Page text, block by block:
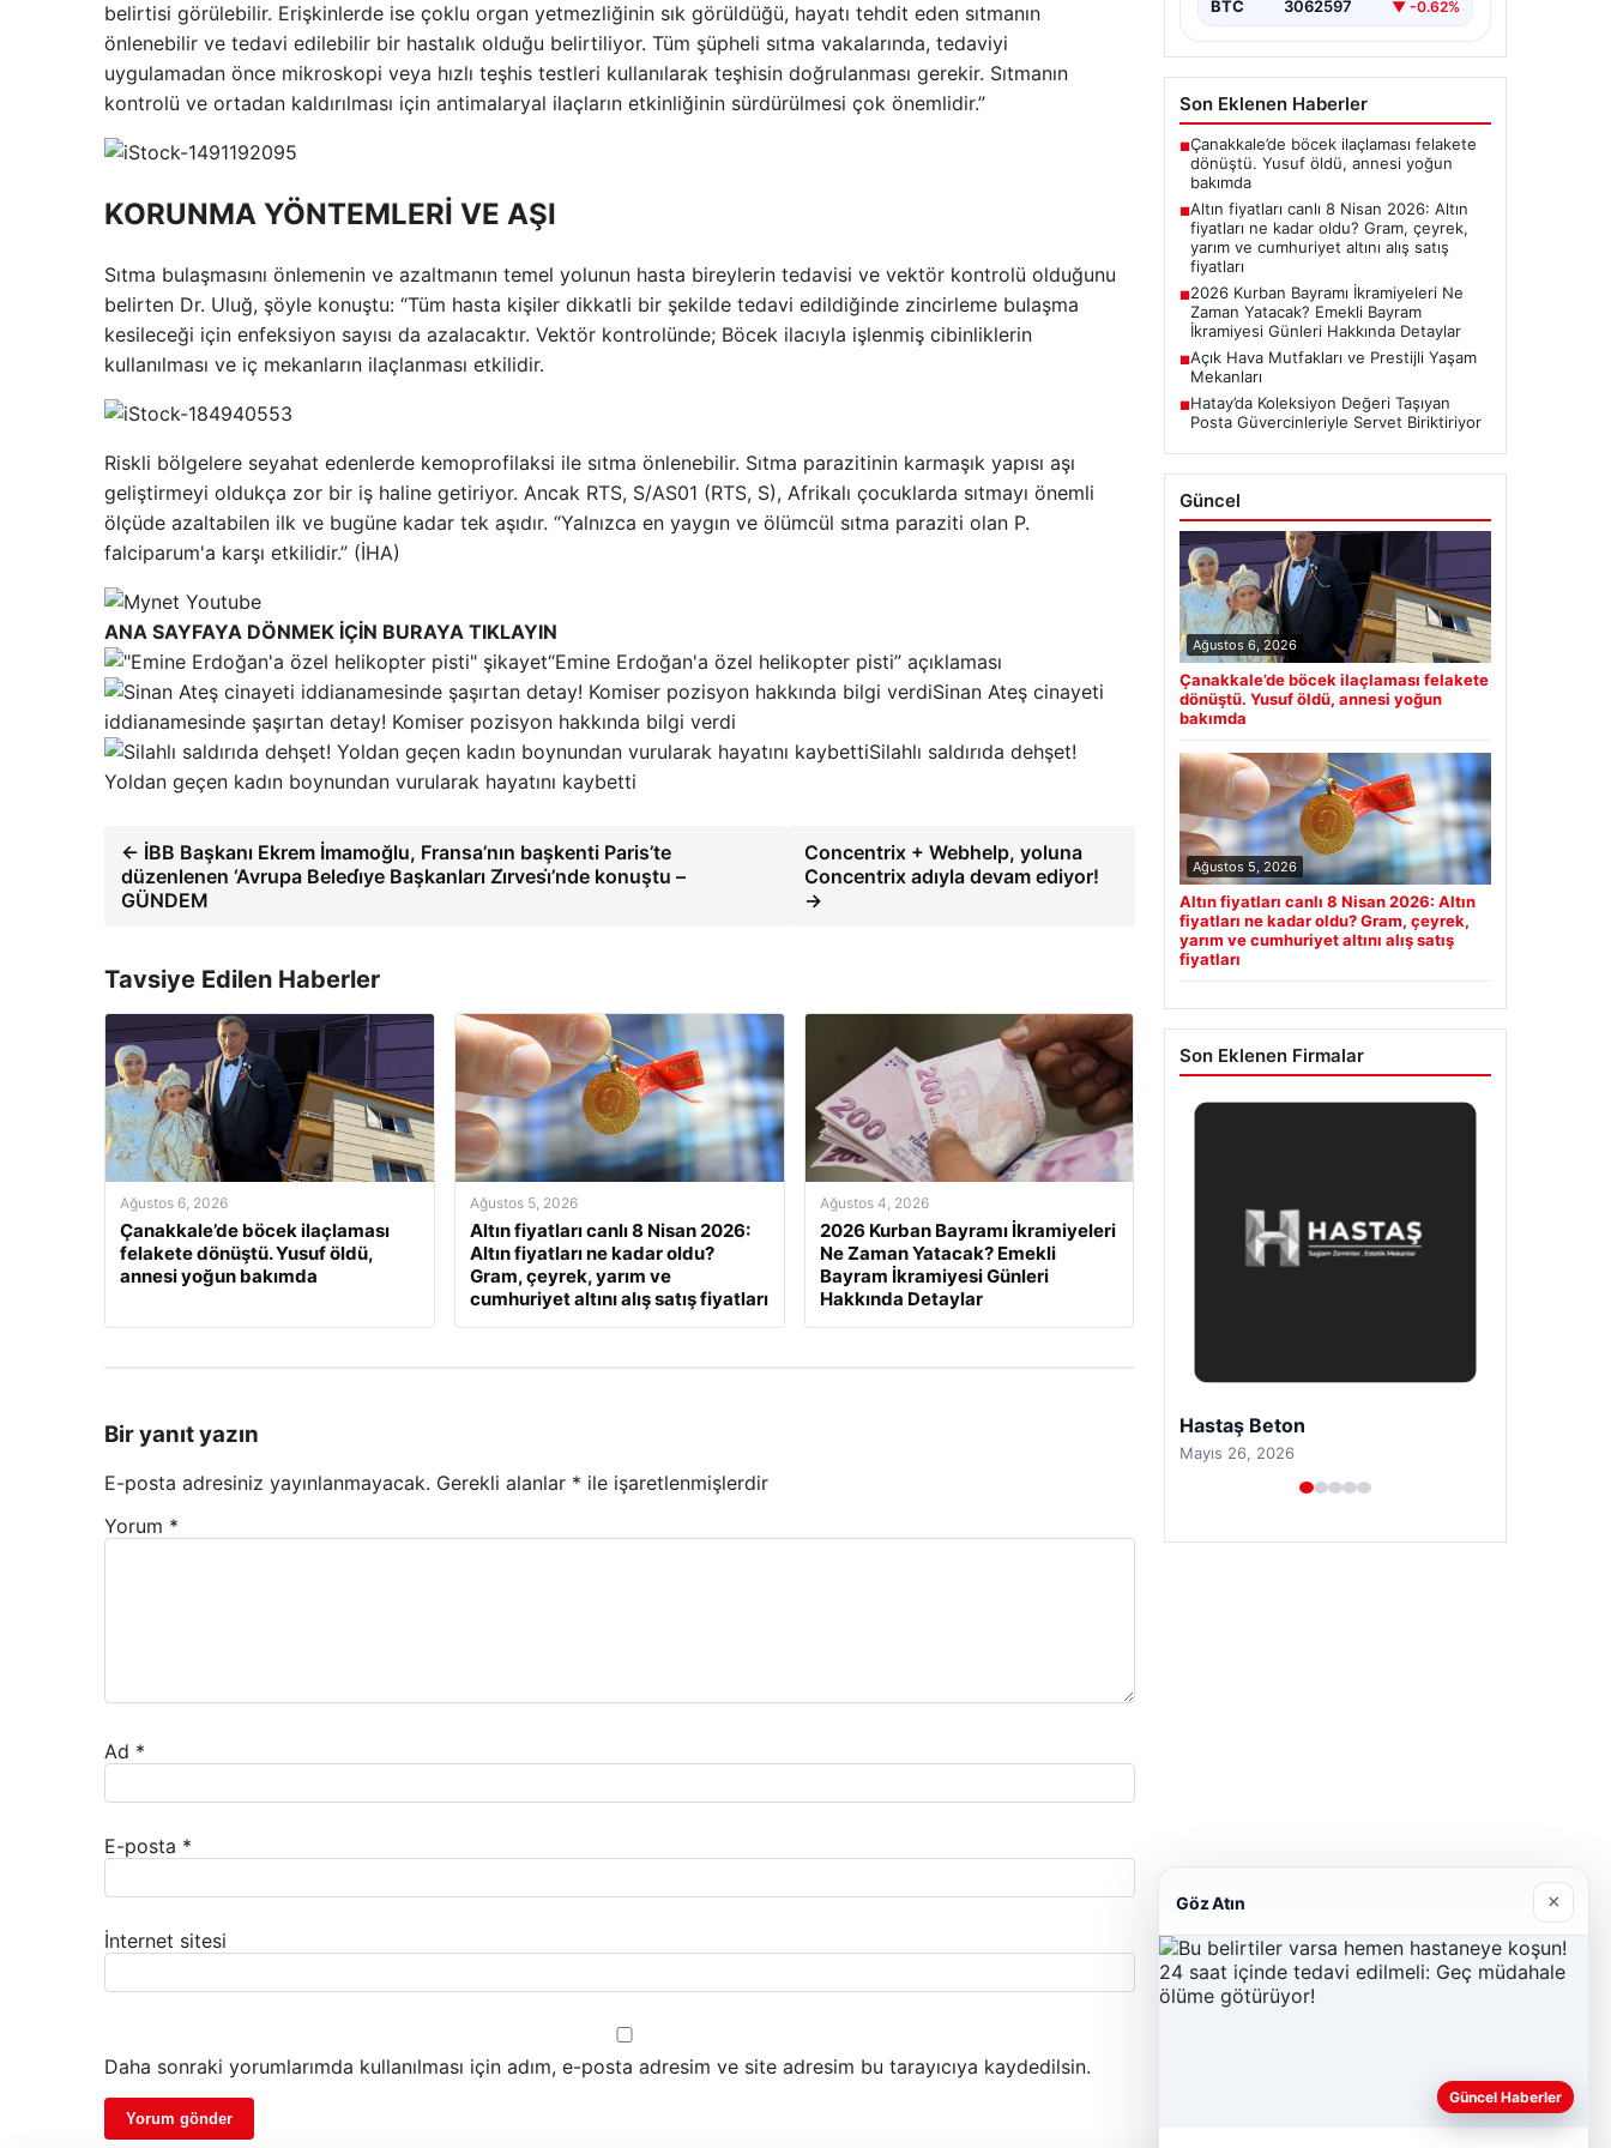
belirtisi görülebilir. Erişkinlerde ise çoklu organ yetmezliğinin sık görüldüğü, hayatı tehdit eden sıtmanın
önlenebilir ve tedavi edilebilir bir hastalık olduğu belirtiliyor. Tüm şüpheli sıtma vakalarında, tedaviyi
uygulamadan önce mikroskopi veya hızlı teşhis testleri kullanılarak teşhisin doğrulanması gerekir. Sıtmanın
kontrolü ve ortadan kaldırılması için antimalaryal ilaçların etkinliğinin sürdürülmesi çok önemlidir.”
KORUNMA YÖNTEMLERİ VE AŞI
Sıtma bulaşmasını önlemenin ve azaltmanın temel yolunun hasta bireylerin tedavisi ve vektör kontrolü olduğunu
belirten Dr. Uluğ, şöyle konuştu: “Tüm hasta kişiler dikkatli bir şekilde tedavi edildiğinde zincirleme bulaşma
kesileceği için enfeksiyon sayısı da azalacaktır. Vektör kontrolünde; Böcek ilacıyla işlenmiş cibinliklerin
kullanılması ve iç mekanların ilaçlanması etkilidir.
Riskli bölgelere seyahat edenlerde kemoprofilaksi ile sıtma önlenebilir. Sıtma parazitinin karmaşık yapısı aşı
geliştirmeyi oldukça zor bir iş haline getiriyor. Ancak RTS, S/AS01 (RTS, S), Afrikalı çocuklarda sıtmayı önemli
ölçüde azaltabilen ilk ve bugüne kadar tek aşıdır. “Yalnızca en yaygın ve ölümcül sıtma paraziti olan P.
falciparum'a karşı etkilidir.” (İHA)
ANA SAYFAYA DÖNMEK İÇİN BURAYA TIKLAYIN
“Emine Erdoğan'a özel helikopter pisti” açıklaması
Sinan Ateş cinayeti
iddianamesinde şaşırtan detay! Komiser pozisyon hakkında bilgi verdi
Silahlı saldırıda dehşet!
Yoldan geçen kadın boynundan vurularak hayatını kaybetti
← İBB Başkanı Ekrem İmamoğlu, Fransa’nın başkenti Paris’te
düzenlenen ‘Avrupa Beledı̇ye Başkanları Zı̇rvesı̇’nde konuştu –
GÜNDEM
Concentrix + Webhelp, yoluna
Concentrix adıyla devam ediyor!
→
Tavsiye Edilen Haberler
Ağustos 6, 2026
Çanakkale’de böcek ilaçlaması
felakete dönüştü. Yusuf öldü,
annesi yoğun bakımda
Ağustos 5, 2026
Altın fiyatları canlı 8 Nisan 2026:
Altın fiyatları ne kadar oldu?
Gram, çeyrek, yarım ve
cumhuriyet altını alış satış fiyatları
Ağustos 4, 2026
2026 Kurban Bayramı İkramiyeleri
Ne Zaman Yatacak? Emekli
Bayram İkramiyesi Günleri
Hakkında Detaylar
Bir yanıt yazın
E-posta adresiniz yayınlanmayacak. Gerekli alanlar * ile işaretlenmişlerdir
Yorum *
Ad *
E-posta *
İnternet sitesi
Daha sonraki yorumlarımda kullanılması için adım, e-posta adresim ve site adresim bu tarayıcıya kaydedilsin.
BTC 3062597 ▼ -0.62%
Son Eklenen Haberler
■Çanakkale’de böcek ilaçlaması felakete
dönüştü. Yusuf öldü, annesi yoğun
bakımda
■Altın fiyatları canlı 8 Nisan 2026: Altın
fiyatları ne kadar oldu? Gram, çeyrek,
yarım ve cumhuriyet altını alış satış
fiyatları
■2026 Kurban Bayramı İkramiyeleri Ne
Zaman Yatacak? Emekli Bayram
İkramiyesi Günleri Hakkında Detaylar
■Açık Hava Mutfakları ve Prestijli Yaşam
Mekanları
■Hatay’da Koleksiyon Değeri Taşıyan
Posta Güvercinleriyle Servet Biriktiriyor
Güncel
Ağustos 6, 2026
Çanakkale’de böcek ilaçlaması felakete
dönüştü. Yusuf öldü, annesi yoğun
bakımda
Ağustos 5, 2026
Altın fiyatları canlı 8 Nisan 2026: Altın
fiyatları ne kadar oldu? Gram, çeyrek,
yarım ve cumhuriyet altını alış satış
fiyatları
Son Eklenen Firmalar
Prenses Night Club
Nisan 29, 2026
Göz Atın ×
Güncel Haberler